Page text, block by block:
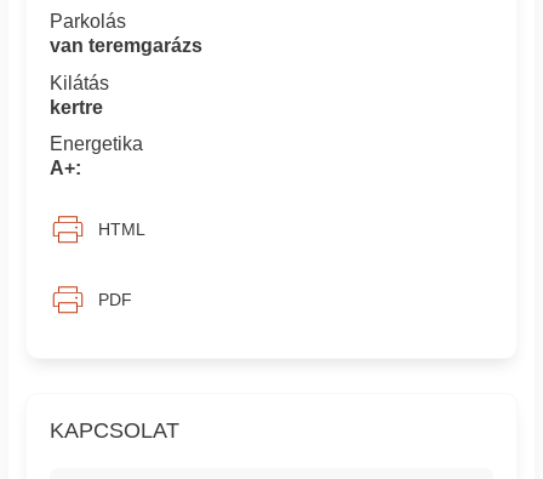
KAPCSOLAT
Parkolás
van teremgarázs
Kilátás
kertre
Energetika
A+:
HTML
PDF